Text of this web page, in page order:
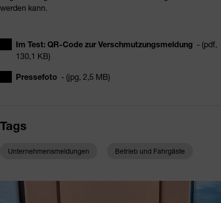
werden kann.
Im Test: QR-Code zur Verschmutzungsmeldung - (pdf,
130,1 KB)
Pressefoto - (jpg, 2,5 MB)
Tags
Unternehmensmeldungen Betrieb und Fahrgäste